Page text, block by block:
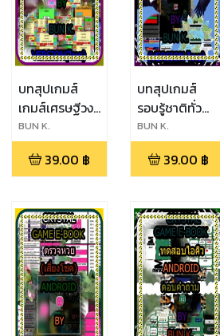
บทสุปเกมส์
เกมส์เศรษฐีวง
เหล้า ประเภท
เกมส์ หมาก
กระดาน(android)
BUN K.
39.00 ฿
บทสุปเกมส์
รอบรู้ชาติทั่ว
โลก ประเภท
เกมส์ ตอบ
คำถาม(android)
BUN K.
39.00 ฿